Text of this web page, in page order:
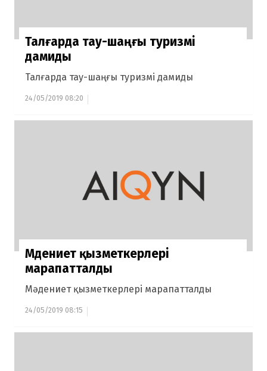
Талғарда тау-шаңғы туризмі
дамиды
Талғарда тау-шаңғы туризмі дамиды
24/05/2019 08:20
Мәдениет қызметкерлері
марапатталды
Мәдениет қызметкерлері марапатталды
24/05/2019 08:15